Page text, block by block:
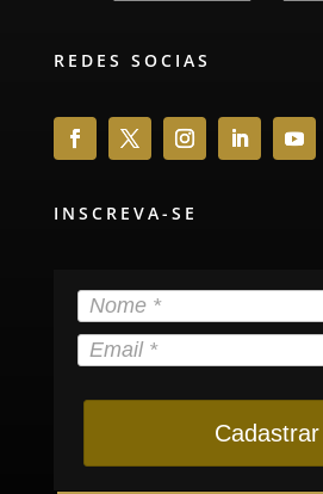
REDES SOCIAS
INSCREVA-SE
Cadastrar